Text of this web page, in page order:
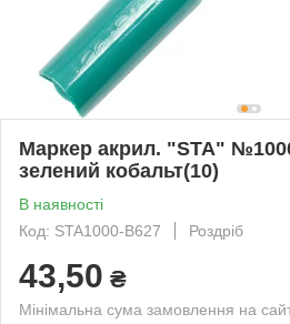
Маркер акрил. "STA"
зелений кобальт(10)
В наявності
Код: STA1000-B627
Роздріб
43,50 ₴
Мінімальна сума замовлення на